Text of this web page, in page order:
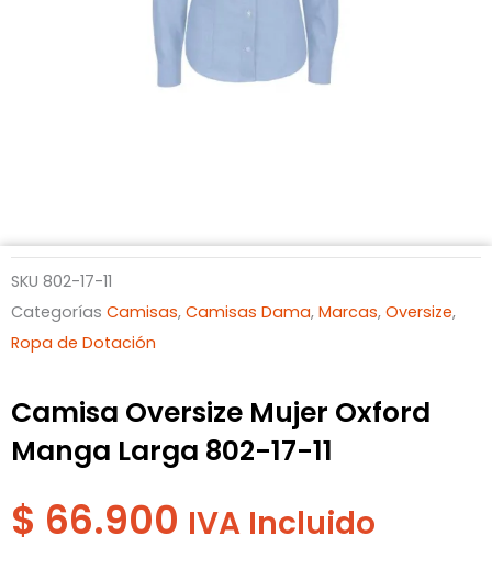
SKU 802-17-11
Categorías Camisas, Camisas Dama, Marcas, Oversize,
Ropa de Dotación
Camisa Oversize Mujer Oxford
Manga Larga 802-17-11
$ 66.900 IVA Incluido